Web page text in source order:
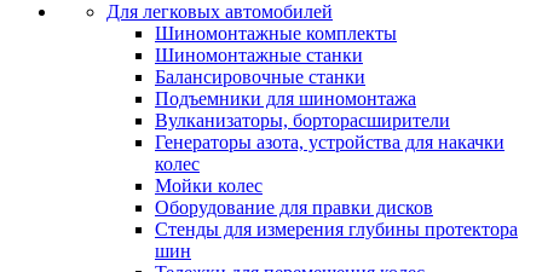
Для легковых автомобилей
Шиномонтажные комплекты
Шиномонтажные станки
Балансировочные станки
Подъемники для шиномонтажа
Вулканизаторы, борторасширители
Генераторы азота, устройства для накачки
колес
Мойки колес
Оборудование для правки дисков
Стенды для измерения глубины протектора
шин